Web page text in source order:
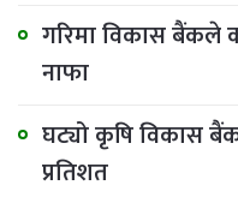
गरिमा विकास बैंकले
नाफा
घट्यो कृषि विकास
प्रतिशत